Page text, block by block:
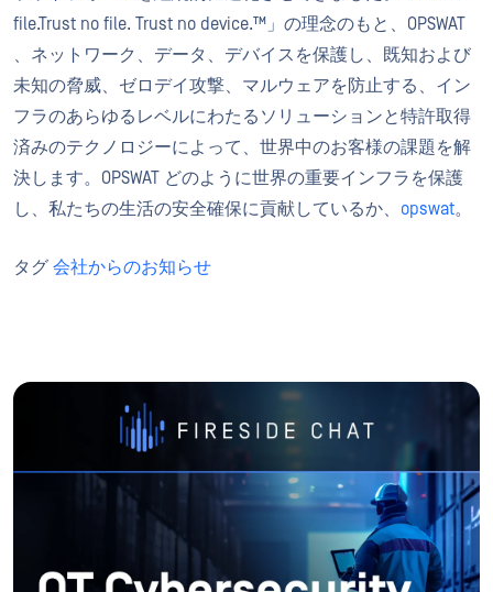
file.Trust no file. Trust no device.™」の理念のもと、OPSWAT
、ネットワーク、データ、デバイスを保護し、既知および
未知の脅威、ゼロデイ攻撃、マルウェアを防止する、イン
フラのあらゆるレベルにわたるソリューションと特許取得
済みのテクノロジーによって、世界中のお客様の課題を解
決します。OPSWAT どのように世界の重要インフラを保護
し、私たちの生活の安全確保に貢献しているか、 opswat。
タグ 会社からのお知らせ